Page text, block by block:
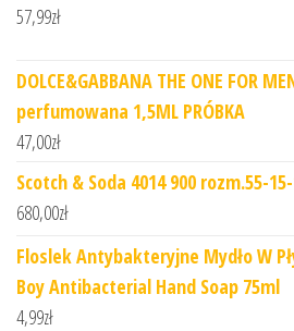
57,99zł
DOLCE&GABBANA THE ONE FOR
perfumowana 1,5ML PRÓBKA
47,00zł
Scotch & Soda 4014 900 rozm.55-
680,00zł
Floslek Antybakteryjne Mydło W
Boy Antibacterial Hand Soap 75ml
4,99zł